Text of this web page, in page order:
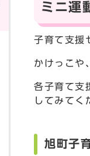
ミニ運
子育て支援
かけっこや
各子育て支
してみてく
旭町子